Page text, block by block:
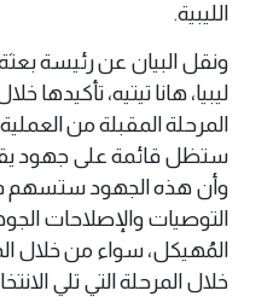
الليبية.
ونقل البيان عن رئيسة
ليبيا، هانا تيتيه، تأكيدها
المرحلة المقبلة من
ستظل قائمة على جهود
وأن هذه الجهود ستسهم
التوصيات والإصلاحات
المُهيكل، سواء من خلال
خلال المرحلة التي تلي